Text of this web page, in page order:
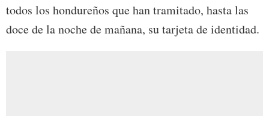
todos los hondureños que han tramitado, hasta las
doce de la noche de mañana, su tarjeta de identidad.